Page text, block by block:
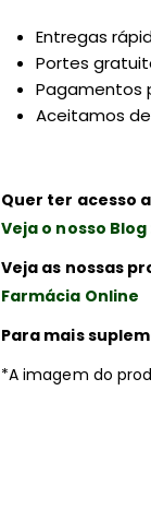
Entregas
Portes
Pagamentos
Aceitamos
Quer ter acesso
Veja o nosso
Veja as nossas
Farmácia Online
Para mais
*A imagem do